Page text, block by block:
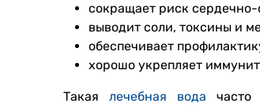
сокращает риск
выводит соли, токсины и
обеспечивает
хорошо укрепляет
Такая лечебная вода часто